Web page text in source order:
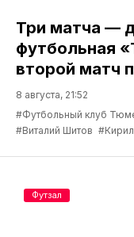
Три матча —
футбольная
второй матч
8 августа, 21:52
#Футбольный клуб
#Виталий Шитов
Футзал